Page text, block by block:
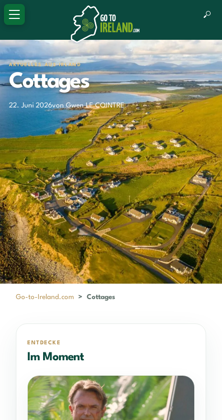
AKTUELLES AUS IRLAND
Cottages
22. Juni 2026von Gwen LE COINTRE
Go-to-Ireland.com > Cottages
ENTDECKE
Im Moment